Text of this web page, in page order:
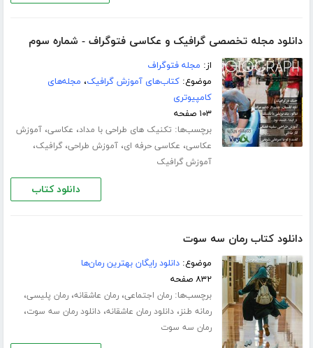
دانلود مجله تخصصی گرافیک و عکاسی فتوگراف - شماره سوم
از: مجله فتوگراف
موضوع:کتاب‌های آموزش گرافیک، مجله‌های
کامپیوتری
۱۰۳ صفحه
برچسب‌ها: تکنیک های طراحی با مداد، عکاسی،آموزش
عکاسی، عکاسی حرفه ای،آموزش طراحی،گرافیک،
آموزش گرافیک
دانلود کتاب
دانلود کتاب رمان سه سوت
موضوع:دانلود رایگان بهترین رمان‌ها
۸۳۲ صفحه
برچسب‌ها:رمان اجتماعی،رمان عاشقانه،رمان پلیسی،
رمانه طنز،دانلود رمان عاشقانه،دانلود رمان سه سوت،
رمان سه سوت